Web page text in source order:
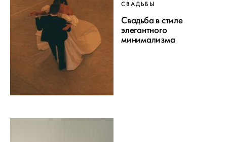
СВАДЬБЫ
Свадьба в стиле
элегантного
минимализма